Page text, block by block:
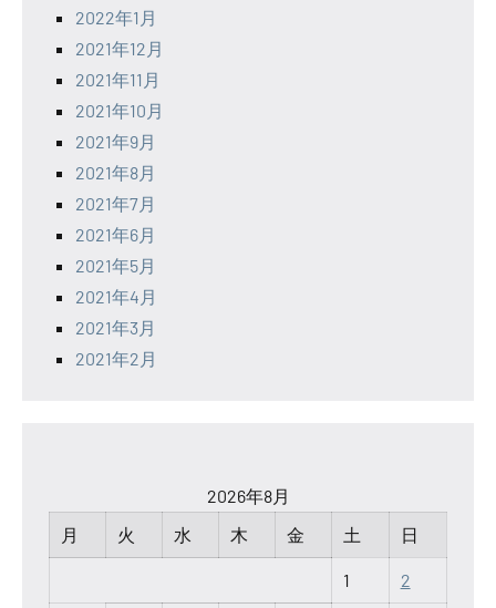
2022年1月
2021年12月
2021年11月
2021年10月
2021年9月
2021年8月
2021年7月
2021年6月
2021年5月
2021年4月
2021年3月
2021年2月
2026年8月
月
火 水 木 金 土 日
1 2